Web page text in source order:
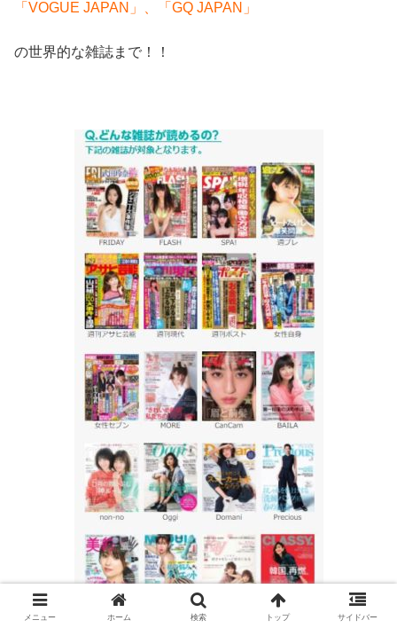
「VOGUE JAPAN」、「GQ JAPAN」
の世界的な雑誌まで！！
多すぎで写しきれません
メニュー ホーム 検索 トップ サイドバー